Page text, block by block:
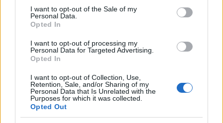
consent section.
I want to opt-out of the Sale of my
Personal Data.
Opted In
I want to opt-out of processing my
Personal Data for Targeted Advertising.
Opted In
I want to opt-out of Collection, Use,
Retention, Sale, and/or Sharing of my
Personal Data that Is Unrelated with the
Purposes for which it was collected.
Opted Out